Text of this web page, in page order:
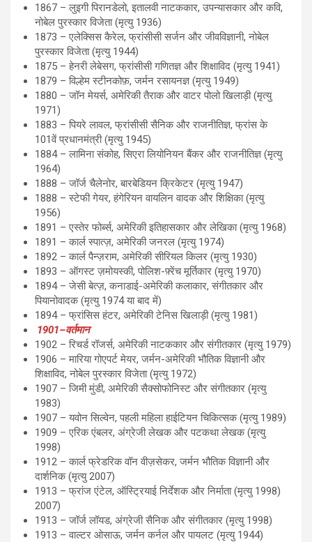
1867 – लुइगी पिरानडेलो, इतालवी नाटककार, उपन्यासकार और कवि,
नोबेल पुरस्कार विजेता (मृत्यु 1936)
1873 – एलेक्सिस कैरेल, फ्रांसीसी सर्जन और जीवविज्ञानी, नोबेल
पुरस्कार विजेता (मृत्यु 1944)
1875 – हेनरी लेबेसग, फ्रांसीसी गणितज्ञ और शिक्षाविद (मृत्यु 1941)
1879 – विल्हेम स्टीनकोफ़, जर्मन रसायनज्ञ (मृत्यु 1949)
1880 – जॉन मेयर्स, अमेरिकी तैराक और वाटर पोलो खिलाड़ी (मृत्यु
1971)
1883 – पियरे लावल, फ्रांसीसी सैनिक और राजनीतिज्ञ, फ्रांस के
101वें प्रधानमंत्री (मृत्यु 1945)
1884 – लामिना संकोह, सिएरा लियोनियन बैंकर और राजनीतिज्ञ (मृत्यु
1964)
1888 – जॉर्ज चैलेनोर, बारबेडियन क्रिकेटर (मृत्यु 1947)
1888 – स्टेफी गेयर, हंगेरियन वायलिन वादक और शिक्षिका (मृत्यु
1956)
1891 – एस्तेर फोर्ब्स, अमेरिकी इतिहासकार और लेखिका (मृत्यु 1968)
1891 – कार्ल स्पात्ज़, अमेरिकी जनरल (मृत्यु 1974)
1892 – कार्ल पैन्ज़राम, अमेरिकी सीरियल किलर (मृत्यु 1930)
1893 – ऑगस्ट ज़मोयस्की, पोलिश-फ़्रेंच मूर्तिकार (मृत्यु 1970)
1894 – जेसी बेत्ज़, कनाडाई-अमेरिकी कलाकार, संगीतकार और
पियानोवादक (मृत्यु 1974 या बाद में)
1894 – फ्रांसिस हंटर, अमेरिकी टेनिस खिलाड़ी (मृत्यु 1981)
1901–वर्तमान
1902 – रिचर्ड रॉजर्स, अमेरिकी नाटककार और संगीतकार (मृत्यु 1979)
1906 – मारिया गोएपर्ट मेयर, जर्मन-अमेरिकी भौतिक विज्ञानी और
शिक्षाविद, नोबेल पुरस्कार विजेता (मृत्यु 1972)
1907 – जिमी मुंडी, अमेरिकी सैक्सोफोनिस्ट और संगीतकार (मृत्यु
1983)
1907 – यवोन सिल्वेन, पहली महिला हाईटियन चिकित्सक (मृत्यु 1989)
1909 – एरिक एंबलर, अंग्रेजी लेखक और पटकथा लेखक (मृत्यु
1998)
1912 – कार्ल फ्रेडरिक वॉन वीज़सेकर, जर्मन भौतिक विज्ञानी और
दार्शनिक (मृत्यु 2007)
1913 – फ्रांज एंटेल, ऑस्ट्रियाई निर्देशक और निर्माता (मृत्यु 1998)
2007)
1913 – जॉर्ज लॉयड, अंग्रेजी सैनिक और संगीतकार (मृत्यु 1998)
1913 – वाल्टर ओसाऊ, जर्मन कर्नल और पायलट (मृत्यु 1944)